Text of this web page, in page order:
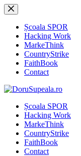
Sari
la
conținutȘcoala SPOR
Hacking Work
MarkeThink
CountryStrike
FaithBook
Contact
Școala SPOR
Hacking Work
MarkeThink
CountryStrike
FaithBook
Contact